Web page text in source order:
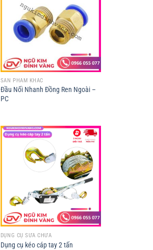
SẢN PHẨM KHÁC
Đầu Nối Nhanh Đồng Ren Ngoài –
PC
DỤNG CỤ SỬA CHỮA
Dụng cụ kéo cáp tay 2 tấn